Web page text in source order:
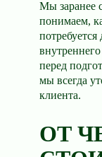
Мы заранее
понимаем,
перед
мы всегда
клиента.
ОТ